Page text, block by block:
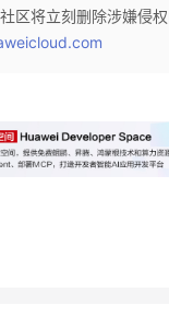
区将立刻删除涉嫌侵